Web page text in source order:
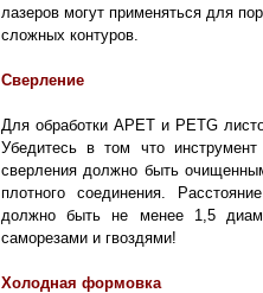
лазеров могут применяться для
сложных контуров.
Сверление
Для обработки APET и PETG
Убедитесь в том что
сверления должно быть
плотного соединения.
должно быть не менее 1,5
саморезами и гвоздями!
Холодная формовка